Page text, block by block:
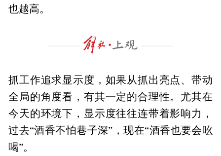
也越高。
抓工作追求显示度，如果从抓出亮点、带动
全局的角度看，有其一定的合理性。尤其在
今天的环境下，显示度往往连带着影响力，
过去“酒香不怕巷子深”，现在“酒香也要会吆
喝”。